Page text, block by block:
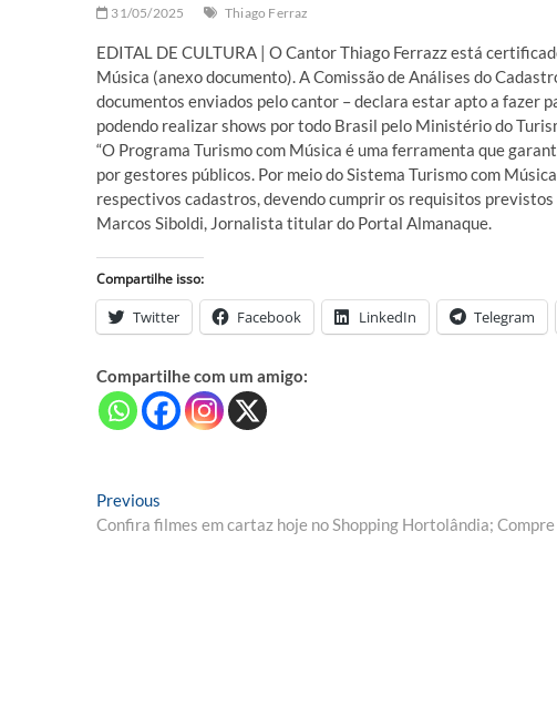
31/05/2025 Thiago Ferraz
EDITAL DE CULTURA | O Cantor Thiago Ferrazz está
Música (anexo documento). A Comissão de Análises do
documentos enviados pelo cantor – declara estar apto a fazer
podendo realizar shows por todo Brasil pelo Ministério do
“O Programa Turismo com Música é uma ferramenta que
por gestores públicos. Por meio do Sistema Turismo com
respectivos cadastros, devendo cumprir os requisitos
Marcos Siboldi, Jornalista titular do Portal Almanaque.
Compartilhe isso:
Twitter Facebook LinkedIn Telegram
Compartilhe com um amigo:
Navegação
de
Previous
post:
Confira filmes em cartaz hoje no Shopping Hortolândia;